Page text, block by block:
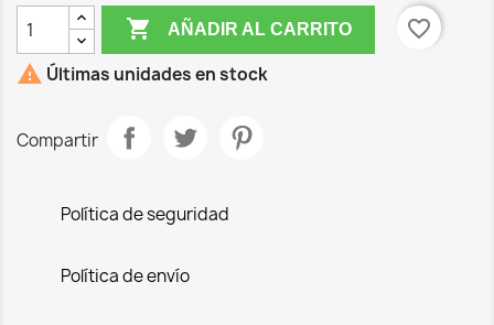
 AÑADIR AL CARRITO
favorite_border
 Últimas unidades en stock
Compartir
Política de seguridad
Política de envío